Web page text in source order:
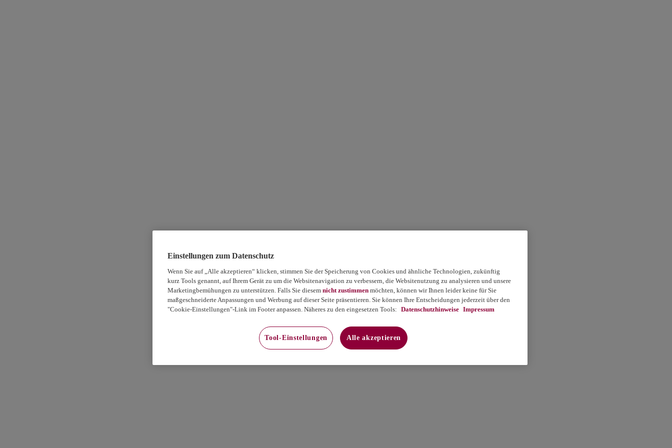
Einstellungen zum Datenschutz
Wenn Sie auf „Alle akzeptieren“ klicken, stimmen Sie der Speicherung von Cookies und ähnliche Technologien, zukünftig
kurz Tools genannt, auf Ihrem Gerät zu um die Websitenavigation zu verbessern, die Websitenutzung zu analysieren und unsere
Marketingbemühungen zu unterstützen. Falls Sie diesem nicht zustimmen möchten, können wir Ihnen leider keine für Sie
maßgeschneiderte Anpassungen und Werbung auf dieser Seite präsentieren. Sie können Ihre Entscheidungen jederzeit über den
"Cookie-Einstellungen"-Link im Footer anpassen. Näheres zu den eingesetzen Tools: Datenschutzhinweise Impressum
Tool-Einstellungen Alle akzeptieren